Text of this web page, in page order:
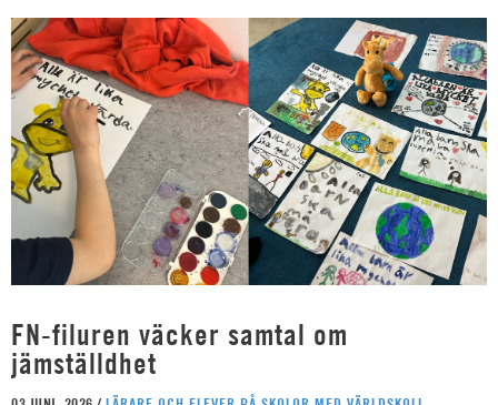
FN-filuren väcker samtal om
jämställdhet